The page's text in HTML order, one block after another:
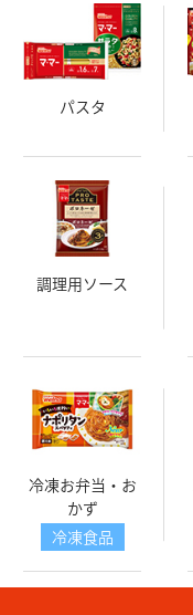
パスタ
調理用ソース
冷凍お弁当・お
かず
冷凍食品